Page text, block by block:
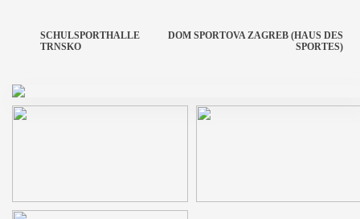
SCHULSPORTHALLE
TRNSKO
DOM SPORTOVA ZAGREB (HAUS DES
SPORTES)